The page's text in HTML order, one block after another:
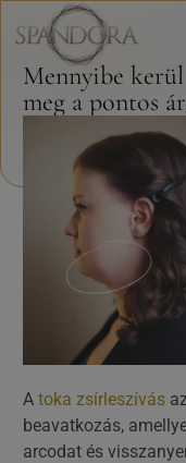
Mennyibe
meg a pontos
A toka zsírleszívás
beavatkozás,
arcodat és